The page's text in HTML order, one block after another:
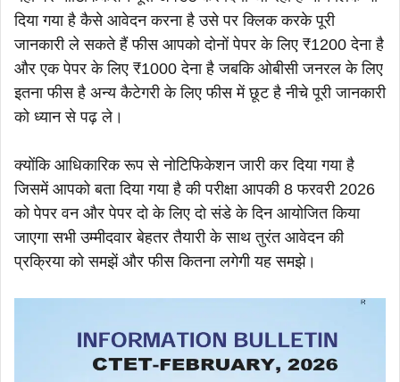
दिया गया है कैसे आवेदन करना है उसे पर क्लिक करके पूरी
जानकारी ले सकते हैं फीस आपको दोनों पेपर के लिए ₹1200 देना है
और एक पेपर के लिए ₹1000 देना है जबकि ओबीसी जनरल के लिए
इतना फीस है अन्य कैटेगरी के लिए फीस में छूट है नीचे पूरी जानकारी
को ध्यान से पढ़ ले।
क्योंकि आधिकारिक रूप से नोटिफिकेशन जारी कर दिया गया है
जिसमें आपको बता दिया गया है की परीक्षा आपकी 8 फरवरी 2026
को पेपर वन और पेपर दो के लिए दो संडे के दिन आयोजित किया
जाएगा सभी उम्मीदवार बेहतर तैयारी के साथ तुरंत आवेदन की
प्रक्रिया को समझें और फीस कितना लगेगी यह समझे।